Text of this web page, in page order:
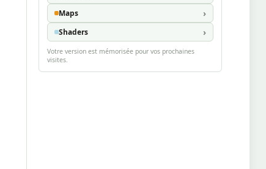
Maps
Shaders
Votre version est mémorisée pour vos prochaines
visites.